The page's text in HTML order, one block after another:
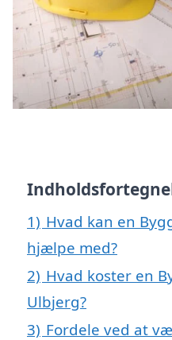
1) Hvad kan en
hjælpe med?
2) Hvad koster en
Ulbjerg?
3) Fordele ved at